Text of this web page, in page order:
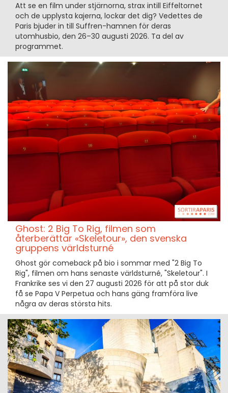
Att se en film under stjärnorna, strax intill Eiffeltornet
och de upplysta kajerna, lockar det dig? Vedettes de
Paris bjuder in till Suffren-hamnen för deras
utomhusbio, den 26–30 augusti 2026. Ta del av
programmet.
Ghost: 2 Big To Rig, filmen som
återberättar «Skeletour», den svenska
gruppens världsturné
Ghost gör comeback på bio i sommar med "2 Big To
Rig", filmen om hans senaste världsturné, "Skeletour". I
Frankrike ses vi den 27 augusti 2026 för att på stor duk
få se Papa V Perpetua och hans gäng framföra live
några av deras största hits.